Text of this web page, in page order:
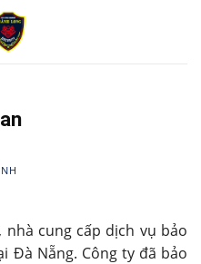
nhà cung cấp dịch vụ bảo
Đà Nẵng. Công ty đã bảo